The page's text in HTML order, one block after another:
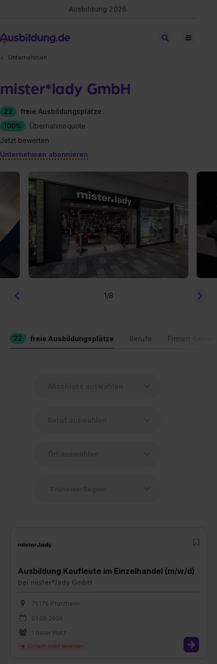
Ausbildung 2026
Stellen finden
Unternehmen
mister*lady GmbH
22
freie Ausbildungsplätze
100%
Übernahmequote
Jetzt bewerten
Unternehmen abonnieren
1/8
22 freie Ausbildungsplätze Berufe Firmen-
Ausbildung Kaufleute im Einzelhandel (m/w/d)
bei mister*lady GmbH
75179 Pforzheim
01.09.2026
1 freier Platz